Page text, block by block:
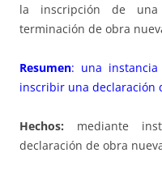
la inscripción de
terminación de obra
Resumen: una
inscribir una declaración
Hechos: mediante
declaración de obra